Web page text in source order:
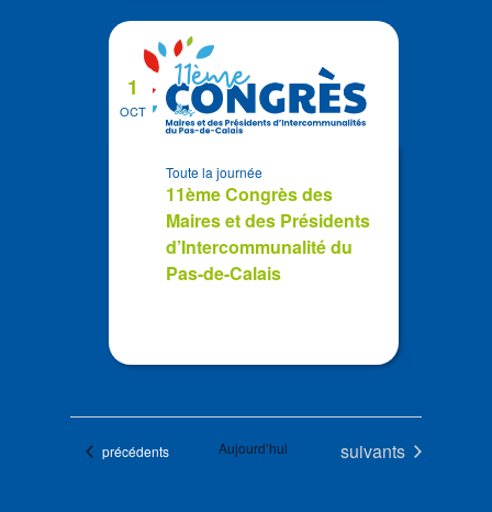
OCT
1
11ème Congrès des
Maires et des Présidents
d’Intercommunalité du
Pas-de-Calais
Toute la journée
Évènements
précédents Aujourd’hui Évènements
suivants